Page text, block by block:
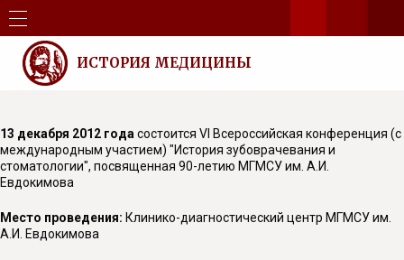
ИСТОРИЯ МЕДИЦИНЫ
13 декабря 2012 года состоится VI Всероссийская конференция (с
международным участием) "История зубоврачевания и
стоматологии", посвященная 90-летию МГМСУ им. А.И.
Евдокимова
Место проведения: Клинико-диагностический центр МГМСУ им.
А.И. Евдокимова